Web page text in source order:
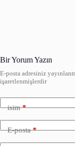
Bir Yorum Yazın
E-posta adresiniz
işaretlenmişlerdir
isim*
E-posta*